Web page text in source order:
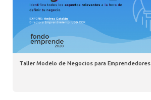
Taller Modelo de Negocios para Emprendedores